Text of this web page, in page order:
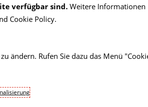
Zahnbuersten
Buerste 3mm
6,71 EUR
verfügbar sind. Weitere Informationen
Cookie Policy.
ändern. Rufen Sie dazu das Menü